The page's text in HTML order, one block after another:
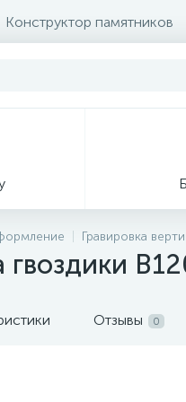
Конструктор памятников
Гравировка
гвоздики
Отзывы 0